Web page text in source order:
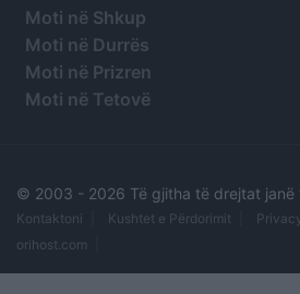
Moti në Shkup
Moti në Durrës
Moti në Prizren
Moti në Tetovë
© 2003 - 2026 Të gjitha të drejtat janë
Kontaktoni Kushtet e Përdorimit
orihost.com